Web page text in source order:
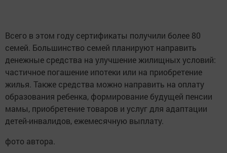
Всего в этом году сертификаты получили более 80
семей. Большинство семей планируют направить
денежные средства на улучшение жилищных условий:
частичное погашение ипотеки или на приобретение
жилья. Также средства можно направить на оплату
образования ребенка, формирование будущей пенсии
мамы, приобретение товаров и услуг для адаптации
детей-инвалидов, ежемесячную выплату.
фото автора.